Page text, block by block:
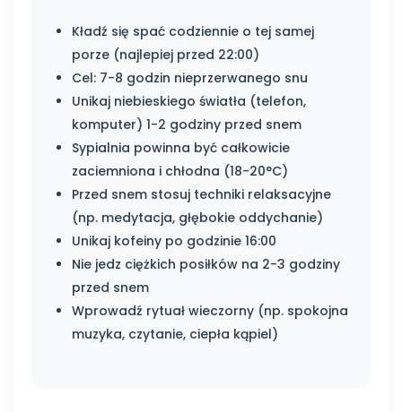
Kładź się spać codziennie o tej samej
porze (najlepiej przed 22:00)
Cel: 7-8 godzin nieprzerwanego snu
Unikaj niebieskiego światła (telefon,
komputer) 1-2 godziny przed snem
Sypialnia powinna być całkowicie
zaciemniona i chłodna (18-20°C)
Przed snem stosuj techniki relaksacyjne
(np. medytacja, głębokie oddychanie)
Unikaj kofeiny po godzinie 16:00
Nie jedz ciężkich posiłków na 2-3 godziny
przed snem
Wprowadź rytuał wieczorny (np. spokojna
muzyka, czytanie, ciepła kąpiel)